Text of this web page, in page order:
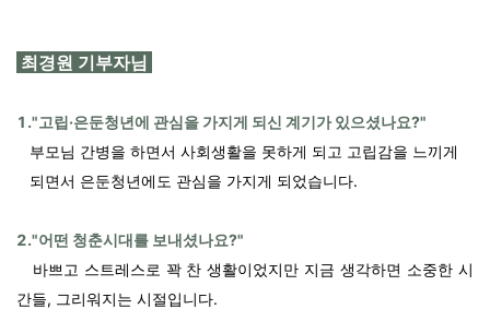
최경원 기부자님
1."고립·은둔청년에 관심을 가지게 되신 계기가 있으셨나요?"
부모님 간병을 하면서 사회생활을 못하게 되고 고립감을 느끼게
되면서 은둔청년에도 관심을 가지게 되었습니다.
2."어떤 청춘시대를 보내셨나요?"
바쁘고 스트레스로 꽉 찬 생활이었지만 지금 생각하면 소중한 시
간들, 그리워지는 시절입니다.